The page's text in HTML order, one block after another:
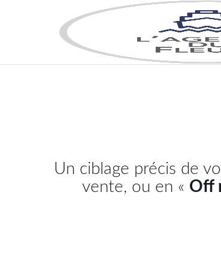
l'Agence
du
Fleuve
Un ciblage précis de
vente, ou en « Off